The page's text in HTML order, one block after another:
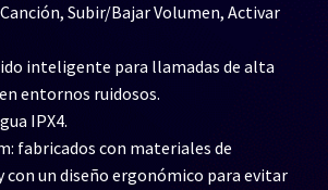
Subir/Bajar Volumen, Activar
inteligente para llamadas de alta
entornos ruidosos.
IPX4.
fabricados con materiales de
con un diseño ergonómico para evitar